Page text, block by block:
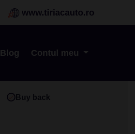
www.tiriacauto.ro
Blog Contul meu
Buy back